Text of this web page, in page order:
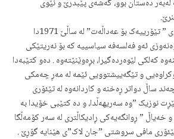
ده‌ستان‌ بوو، گه‌شه‌ی پێبدرێ و نێوی
به‌رهه‌می جان ڕاوڵز به‌ نێوی ” تێۆرییه‌ک بۆ عه‌داڵه‌ت” له‌ ساڵێ 1971دا
ئه‌و فه‌لسه‌فه‌ سیاسییه‌ که‌ بۆ نه‌ریتێکی
که‌لکی لێوه‌رده‌گیرا، بڕه‌وێنێته‌وه‌ . ده‌و کتێبه‌دا
و تێگه‌ییشتوویی ئێمه‌ له‌ مه‌ڕ چه‌مکی
ساڵ دواتر‌ ڕه‌خنه‌ و کاردانه‌وه‌ له‌ تێئۆری
نوزیک ”وه‌ سه‌ریهه‌ڵدا، و ده‌ کتێبی خۆیدا به‌
خه‌یاڵ ” ڕوانگه‌یه‌کی ڕادیکاڵتری له‌ سه‌ر کۆمه‌ڵگا
مافی سروشتی ”جان لاک”ی هێنایه‌ گۆڕێ .